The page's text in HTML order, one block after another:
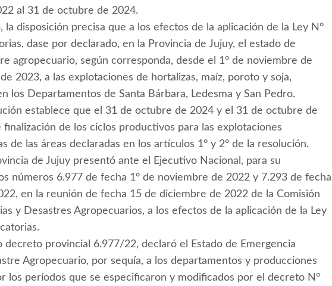
al 31 de octubre de 2024.
la disposición precisa que a los efectos de la aplicación de la Ley N°
dase por declarado, en la Provincia de Jujuy, el estado de
agropecuario, según corresponda, desde el 1° de noviembre de
2023, a las explotaciones de hortalizas, maíz, poroto y soja,
los Departamentos de Santa Bárbara, Ledesma y San Pedro.
establece que el 31 de octubre de 2024 y el 31 de octubre de
finalización de los ciclos productivos para las explotaciones
de las áreas declaradas en los artículos 1° y 2° de la resolución.
de Jujuy presentó ante el Ejecutivo Nacional, para su
números 6.977 de fecha 1° de noviembre de 2022 y 7.293 de fecha
en la reunión de fecha 15 de diciembre de 2022 de la Comisión
y Desastres Agropecuarios, a los efectos de la aplicación de la Ley
decreto provincial 6.977/22, declaró el Estado de Emergencia
Agropecuario, por sequía, a los departamentos y producciones
los períodos que se especificaron y modificados por el decreto N°